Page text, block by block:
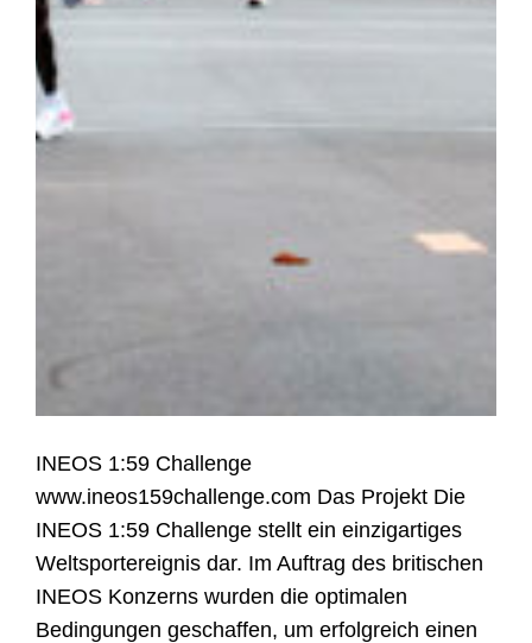
INEOS 1:59 Challenge
www.ineos159challenge.com Das Projekt Die
INEOS 1:59 Challenge stellt ein einzigartiges
Weltsportereignis dar. Im Auftrag des britischen
INEOS Konzerns wurden die optimalen
Bedingungen geschaffen, um erfolgreich einen